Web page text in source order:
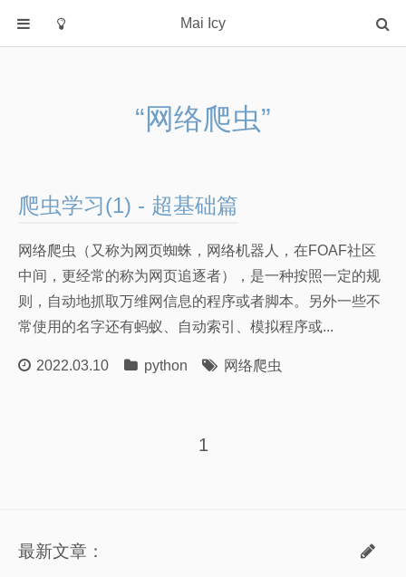
Mai Icy
rust
大模型
操作系统
数据库
机器学习
算法学习笔记
“网络爬虫”
爬虫学习(1) - 超基础篇
网络爬虫（又称为网页蜘蛛，网络机器人，在FOAF社区
中间，更经常的称为网页追逐者），是一种按照一定的规
则，自动地抓取万维网信息的程序或者脚本。另外一些不
常使用的名字还有蚂蚁、自动索引、模拟程序或...
2022.03.10 python 网络爬虫
1
最新文章：